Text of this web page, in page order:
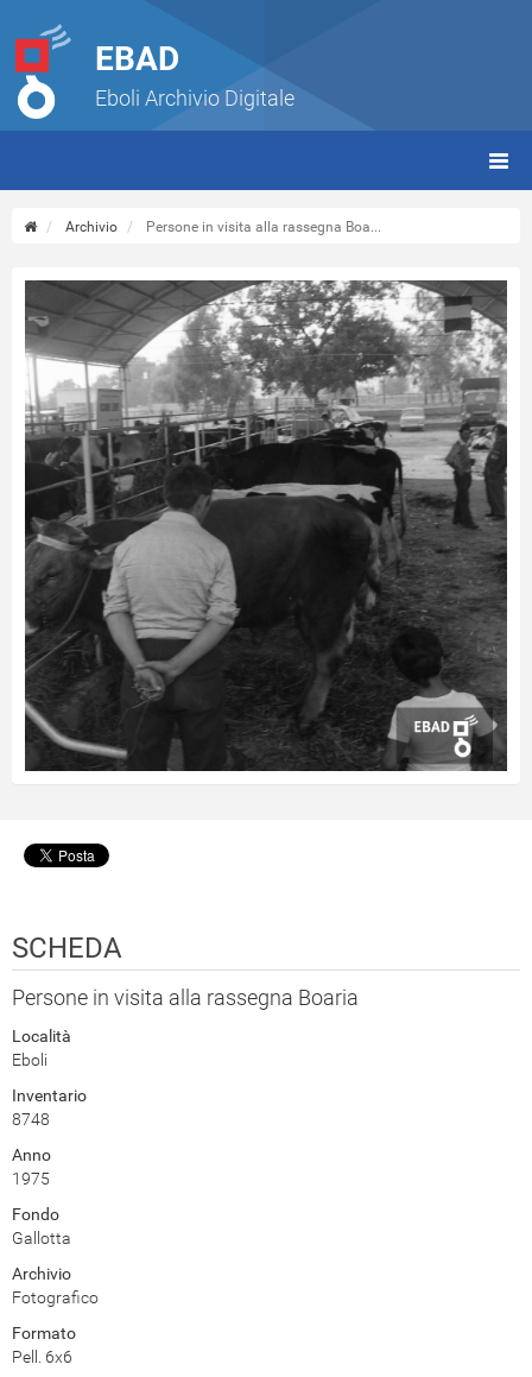
EBAD
Eboli Archivio Digitale
Archivio Persone in visita alla rassegna Boa...
SCHEDA
Persone in visita alla rassegna Boaria
Località
Eboli
Inventario
8748
Anno
1975
Fondo
Gallotta
Archivio
Fotografico
Formato
Pell. 6x6